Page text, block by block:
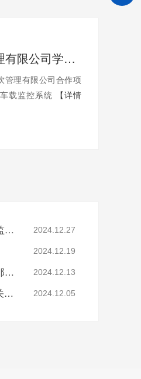
西安坤邦餐饮管理有限公司学生营养餐配送车车载监控系统服务获客户认可
管理有限公司合作项
载监控系统
【详情
工厂提出这些问题后还能进行监控智能化改造？智能监控的这些算法太实用了！ 2024.12.27
2024.12.19
要怎么做工业园区智能化改造？不是只安装几个监控那些简单！ 2024.12.13
涨知识：关于AI智能算法盒子部分问题的解答，有你关心的吗？ 2024.12.05